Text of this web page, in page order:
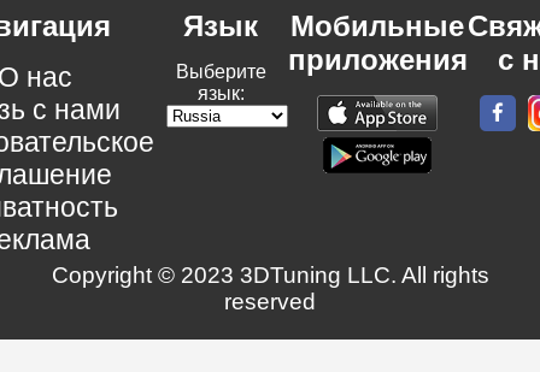
нас
с нами
Язык
Выберите
язык:
Мобильные
приложения
с
Copyright © 2023 3DTuning LLC. All rights
reserved